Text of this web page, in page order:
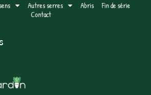
Autres serres Abris
Fin de série
Contact